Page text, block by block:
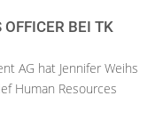
OFFICER BEI TK
AG hat Jennifer Weihs
Human Resources